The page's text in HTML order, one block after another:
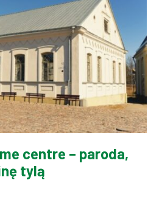
centre – paroda,
tylą